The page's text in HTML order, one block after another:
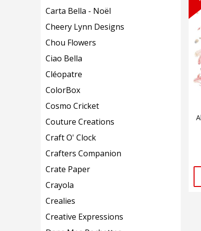
Carta Bella - Noël
Cheery Lynn Designs
Chou Flowers
Ciao Bella
Cléopatre
ColorBox
Cosmo Cricket
Couture Creations
Craft O' Clock
Crafters Companion
Crate Paper
Crayola
Crealies
Creative Expressions